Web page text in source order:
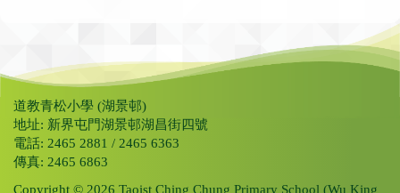
道教青松小學 (湖景邨)
地址: 新界屯門湖景邨湖昌街四號
電話: 2465 2881 / 2465 6363
傳真: 2465 6863
Copyright © 2026 Taoist Ching Chung Primary School (Wu King